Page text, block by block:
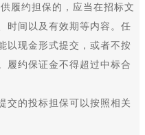
约担保的，应当在招标文
时间以及有效期等内容。任
以现金形式提交，或者不按
履约保证金不得超过中标合
的投标担保可以按照相关